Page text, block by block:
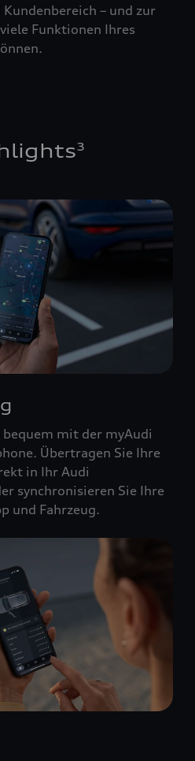
– und zur
Funktionen Ihres
3
bequem mit der myAudi
Übertragen Sie Ihre
in Ihr Audi
synchronisieren Sie Ihre
und Fahrzeug.